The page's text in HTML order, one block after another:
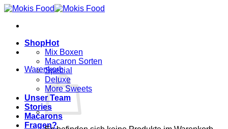
Zum
springen
Shop
Mix Boxen
Macaron Sorten
Special
Deluxe
More Sweets
Unser Team
Stories
Macarons
Fragen?
Warenkorb